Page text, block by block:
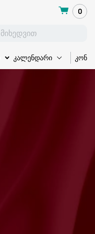
0
კალენდარი